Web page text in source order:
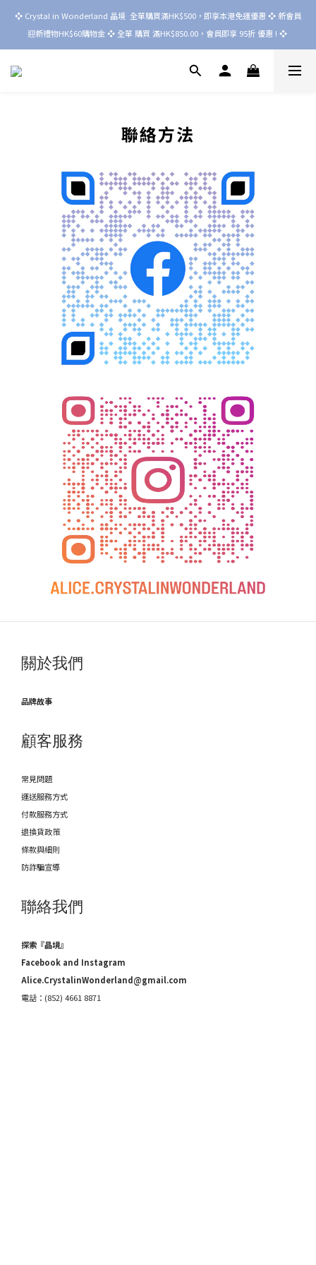
❖ Crystal in Wonderland 晶境  全單購買滿HK$500，即享本港免運優惠 ❖ 新會員
迎新禮物HK$60購物金 ❖ 全單 購買 滿HK$850.00，會員即享 95折 優惠 ! ❖
聯絡方法
關於我們
品牌故事
顧客服務
常見問題
運送服務方式
付款服務方式
退換貨政策
條款與細則
防詐騙宣導
聯絡我們
探索『晶境』
Facebook and Instagram
Alice.CrystalinWonderland@gmail.com
電話：(852) 4661 8871